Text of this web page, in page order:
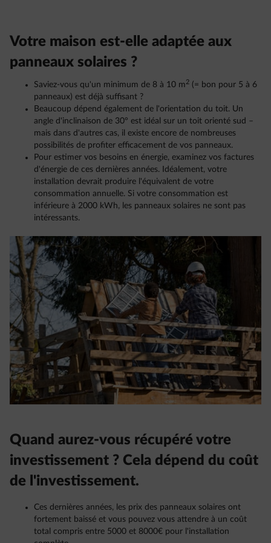
Votre maison est-elle adaptée aux
panneaux solaires ?
Saviez-vous qu'un minimum de 8 à 10 m 2 (= bon pour 5 à 6
panneaux) est déjà suffisant ?
Beaucoup dépend également de l'orientation du toit. Un
angle d'inclinaison de 30° est idéal sur un toit orienté sud –
mais dans d'autres cas, il existe encore de nombreuses
possibilités de profiter efficacement de vos panneaux.
Pour estimer vos besoins en énergie, examinez vos factures
d'énergie de ces dernières années. Idéalement, votre
installation devrait produire l'équivalent de votre
consommation annuelle. Si votre consommation est
inférieure à 2000 kWh, les panneaux solaires ne sont pas
intéressants.
Quand aurez-vous récupéré votre
investissement ? Cela dépend du coût
de l'investissement.
Ces dernières années, les prix des panneaux solaires ont
fortement baissé et vous pouvez vous attendre à un coût
total compris entre 5000 et 8000€ pour l'installation